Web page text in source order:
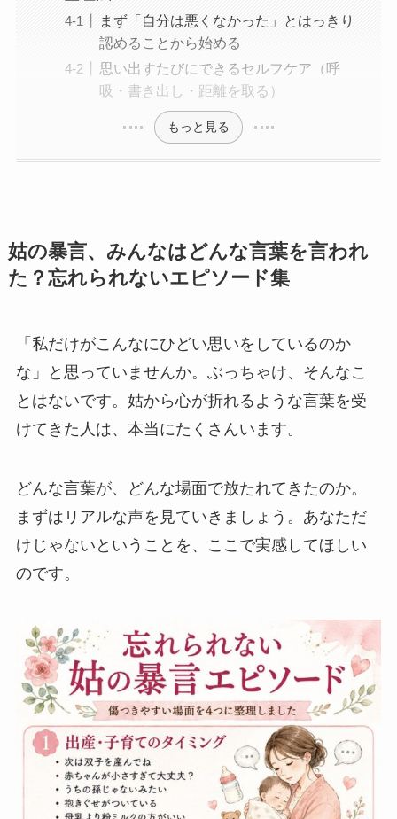
まず「自分は悪くなかった」とはっきり
認めることから始める
思い出すたびにできるセルフケア（呼
吸・書き出し・距離を取る）
もっと見る
姑の暴言、みんなはどんな言葉を言われ
た？忘れられないエピソード集
「私だけがこんなにひどい思いをしているのか
な」と思っていませんか。ぶっちゃけ、そんなこ
とはないです。姑から心が折れるような言葉を受
けてきた人は、本当にたくさんいます。
どんな言葉が、どんな場面で放たれてきたのか。
まずはリアルな声を見ていきましょう。あなただ
けじゃないということを、ここで実感してほしい
のです。